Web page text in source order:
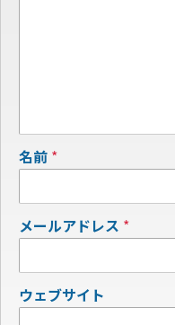
名前 *
メールアドレス *
ウェブサイト